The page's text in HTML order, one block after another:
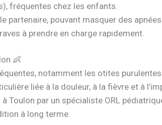
fréquentes chez les enfants.
partenaire, pouvant masquer des
à prendre en charge rapidement.
👶
notamment les otites
liée à la douleur, à la fièvre et à
Toulon par un spécialiste ORL
à long terme.